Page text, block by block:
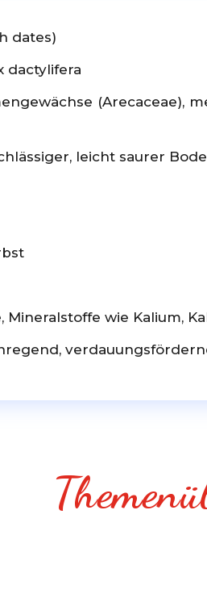
dates)
dactylifera
(Arecaceae),
leicht saurer
Mineralstoffe wie Kalium,